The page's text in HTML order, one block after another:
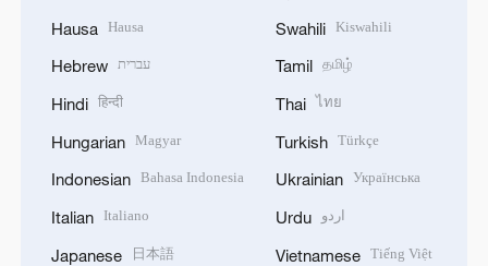
Hausa Hausa
Hebrew עברית
Hindi हिन्दी
Hungarian Magyar
Indonesian Bahasa Indonesia
Italian Italiano
Japanese 日本語
Swahili Kiswahili
Tamil தமிழ்
Thai ไทย
Turkish Türkçe
Ukrainian Українська
Urdu اردو
Vietnamese Tiếng Việt